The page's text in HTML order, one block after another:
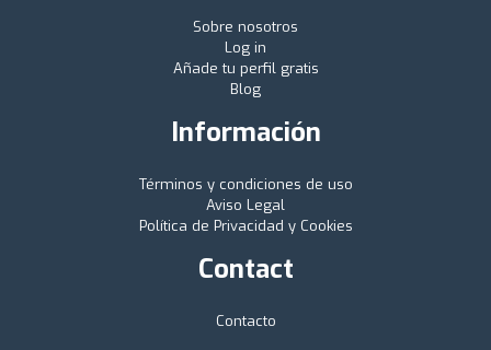
Sobre nosotros
Log in
Añade tu perfil gratis
Blog
Información
Términos y condiciones de uso
Aviso Legal
Política de Privacidad y Cookies
Contact
Contacto